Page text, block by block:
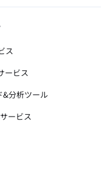
ス
ービス
&分析ツール
ービス